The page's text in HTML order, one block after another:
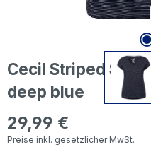
Cecil Striped
deep blue
Regulärer Preis:
29,99 €
Preise inkl. gesetzlicher MwSt.